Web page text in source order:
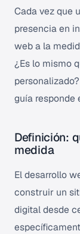
Cada vez que
presencia en
web a la
¿Es lo mismo
guía responde
Definición:
medida
El desarrollo
construir un
digital desde